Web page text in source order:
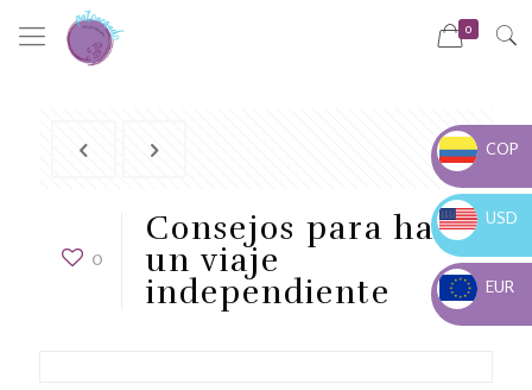
0
0
Consejos para hacer
un viaje
independiente
COP $
COP
USD $
USD
EUR €
EUR